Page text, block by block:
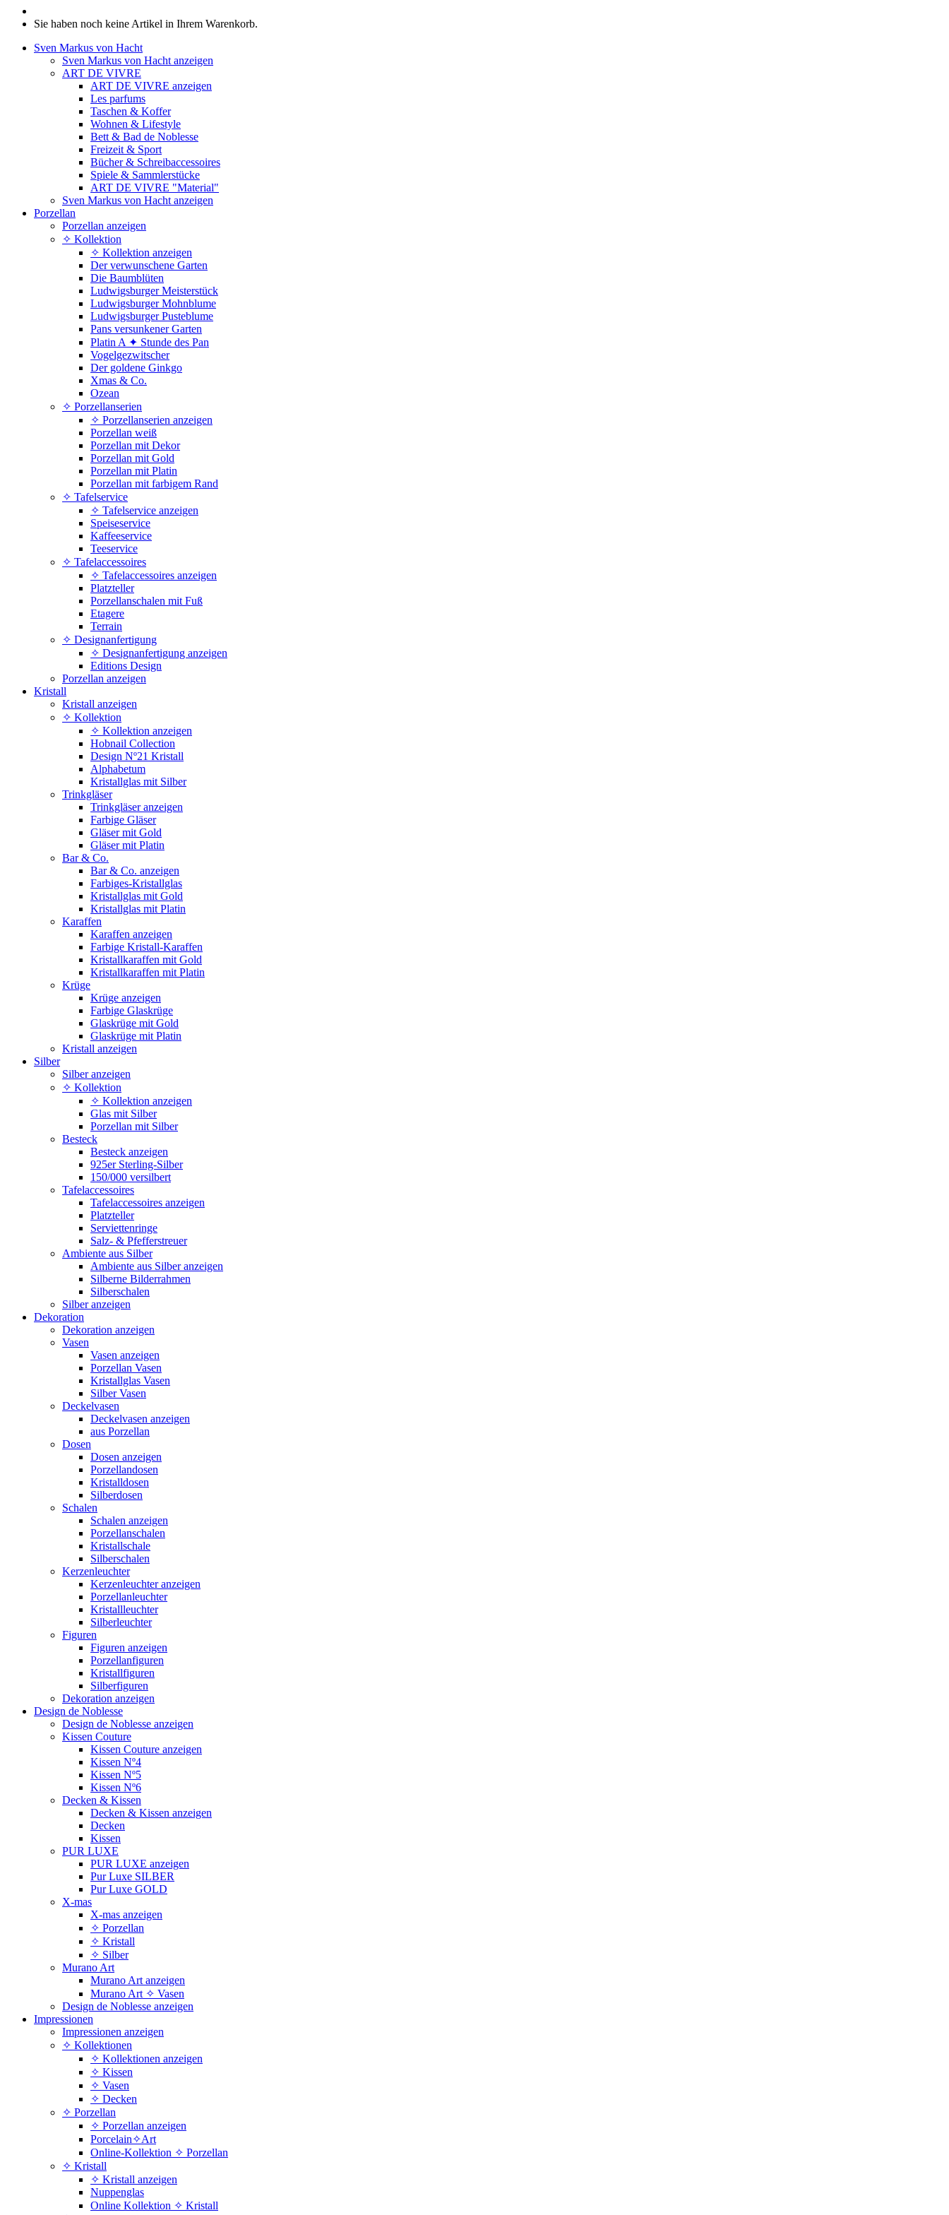
Sie haben noch keine Artikel in Ihrem Warenkorb.
Sven Markus von Hacht
Sven Markus von Hacht anzeigen
ART DE VIVRE
ART DE VIVRE anzeigen
Les parfums
Taschen & Koffer
Wohnen & Lifestyle
Bett & Bad de Noblesse
Freizeit & Sport
Bücher & Schreibaccessoires
Spiele & Sammlerstücke
ART DE VIVRE "Material"
Sven Markus von Hacht anzeigen
Porzellan
Porzellan anzeigen
✧ Kollektion
✧ Kollektion anzeigen
Der verwunschene Garten
Die Baumblüten
Ludwigsburger Meisterstück
Ludwigsburger Mohnblume
Ludwigsburger Pusteblume
Pans versunkener Garten
Platin A ✦ Stunde des Pan
Vogelgezwitscher
Der goldene Ginkgo
Xmas & Co.
Ozean
✧ Porzellanserien
✧ Porzellanserien anzeigen
Porzellan weiß
Porzellan mit Dekor
Porzellan mit Gold
Porzellan mit Platin
Porzellan mit farbigem Rand
✧ Tafelservice
✧ Tafelservice anzeigen
Speiseservice
Kaffeeservice
Teeservice
✧ Tafelaccessoires
✧ Tafelaccessoires anzeigen
Platzteller
Porzellanschalen mit Fuß
Etagere
Terrain
✧ Designanfertigung
✧ Designanfertigung anzeigen
Editions Design
Porzellan anzeigen
Kristall
Kristall anzeigen
✧ Kollektion
✧ Kollektion anzeigen
Hobnail Collection
Design Nº21 Kristall
Alphabetum
Kristallglas mit Silber
Trinkgläser
Trinkgläser anzeigen
Farbige Gläser
Gläser mit Gold
Gläser mit Platin
Bar & Co.
Bar & Co. anzeigen
Farbiges-Kristallglas
Kristallglas mit Gold
Kristallglas mit Platin
Karaffen
Karaffen anzeigen
Farbige Kristall-Karaffen
Kristallkaraffen mit Gold
Kristallkaraffen mit Platin
Krüge
Krüge anzeigen
Farbige Glaskrüge
Glaskrüge mit Gold
Glaskrüge mit Platin
Kristall anzeigen
Silber
Silber anzeigen
✧ Kollektion
✧ Kollektion anzeigen
Glas mit Silber
Porzellan mit Silber
Besteck
Besteck anzeigen
925er Sterling-Silber
150/000 versilbert
Tafelaccessoires
Tafelaccessoires anzeigen
Platzteller
Serviettenringe
Salz- & Pfefferstreuer
Ambiente aus Silber
Ambiente aus Silber anzeigen
Silberne Bilderrahmen
Silberschalen
Silber anzeigen
Dekoration
Dekoration anzeigen
Vasen
Vasen anzeigen
Porzellan Vasen
Kristallglas Vasen
Silber Vasen
Deckelvasen
Deckelvasen anzeigen
aus Porzellan
Dosen
Dosen anzeigen
Porzellandosen
Kristalldosen
Silberdosen
Schalen
Schalen anzeigen
Porzellanschalen
Kristallschale
Silberschalen
Kerzenleuchter
Kerzenleuchter anzeigen
Porzellanleuchter
Kristallleuchter
Silberleuchter
Figuren
Figuren anzeigen
Porzellanfiguren
Kristallfiguren
Silberfiguren
Dekoration anzeigen
Design de Noblesse
Design de Noblesse anzeigen
Kissen Couture
Kissen Couture anzeigen
Kissen Nº4
Kissen Nº5
Kissen Nº6
Decken & Kissen
Decken & Kissen anzeigen
Decken
Kissen
PUR LUXE
PUR LUXE anzeigen
Pur Luxe SILBER
Pur Luxe GOLD
X-mas
X-mas anzeigen
✧ Porzellan
✧ Kristall
✧ Silber
Murano Art
Murano Art anzeigen
Murano Art ✧ Vasen
Design de Noblesse anzeigen
Impressionen
Impressionen anzeigen
✧ Kollektionen
✧ Kollektionen anzeigen
✧ Kissen
✧ Vasen
✧ Decken
✧ Porzellan
✧ Porzellan anzeigen
Porcelain✧Art
Online-Kollektion ✧ Porzellan
✧ Kristall
✧ Kristall anzeigen
Nuppenglas
Online Kollektion ✧ Kristall